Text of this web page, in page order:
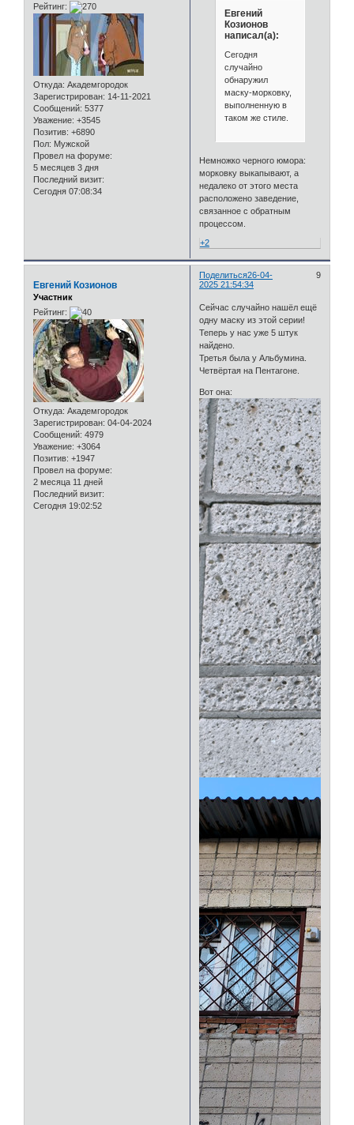
Рейтинг:
Откуда: Академгородок
Зарегистрирован: 14-11-2021
Сообщений: 5377
Уважение: +3545
Позитив: +6890
Пол: Мужской
Провел на форуме:
5 месяцев 3 дня
Последний визит:
Сегодня 07:08:34
Евгений
Козионов
написал(а):
Сегодня
случайно
обнаружил
маску-морковку,
выполненную в
таком же стиле.
Немножко черного юмора:
морковку выкапывают, а
недалеко от этого места
расположено заведение,
связанное с обратным
процессом.
+2
Поделиться 9
26-04-
2025 21:54:34
Евгений Козионов
Участник
Рейтинг:
Откуда: Академгородок
Зарегистрирован: 04-04-2024
Сообщений: 4979
Уважение: +3064
Позитив: +1947
Провел на форуме:
2 месяца 11 дней
Последний визит:
Сегодня 19:02:52
Сейчас случайно нашёл ещё
одну маску из этой серии!
Теперь у нас уже 5 штук
найдено.
Третья была у Альбумина.
Четвёртая на Пентагоне.
Вот она: